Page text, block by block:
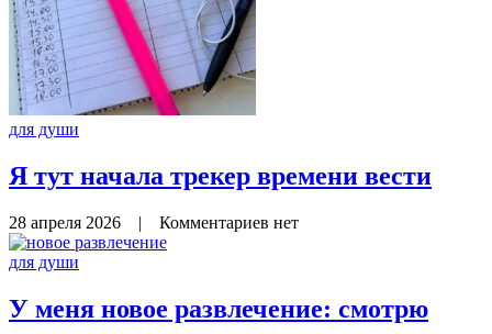
для души
Я тут начала трекер времени вести
28 апреля 2026 | Комментариев нет
для души
У меня новое развлечение: смотрю